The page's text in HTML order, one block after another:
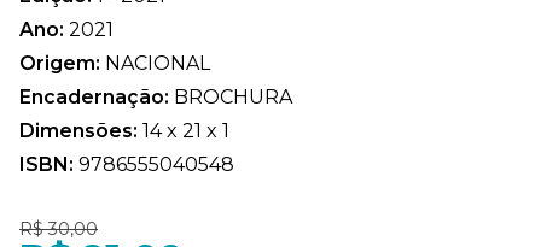
Ano: 2021
Origem: NACIONAL
Encadernação: BROCHURA
Dimensões: 14 x 21 x 1
ISBN: 9786555040548
R$ 30,00